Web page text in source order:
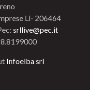
Li- 206464
srllive@pec.it
Infoelba srl